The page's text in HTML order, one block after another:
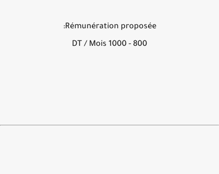
Rémunération proposée:
800 - 1000 DT / Mois